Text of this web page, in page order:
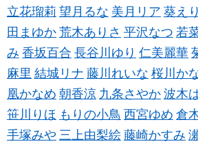
立花瑠莉 望月るな 美月リア 葵えり
田まゆか 荒木ありさ 平沢なつ 若
み 香坂百合 長谷川ゆり 仁美麗華
麻里 結城リナ 藤川れいな 桜川か
凰かなめ 朝香涼 九条さやか 波木
笹川りほ もりの小鳥 西宮ゆめ 倉
手塚みや 三上由梨絵 藤崎かすみ